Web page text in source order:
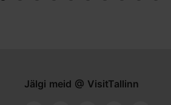
Jälgi meid @ VisitTallinn